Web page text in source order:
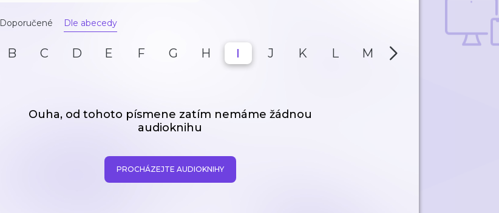
Doporučené Dle abecedy
B C D E F G H I J K L M N
Ouha, od tohoto písmene zatím nemáme žádnou
audioknihu
PROCHÁZEJTE AUDIOKNIHY